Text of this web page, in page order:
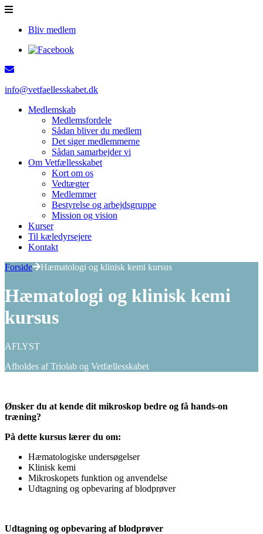
Bliv medlem
info@vetfaellesskabet.dk
Medlemskab
Medlemsfordele
Sådan bliver du medlem
Det siger medlemmerne
Sådan samarbejder vi
Om Vetfællesskabet
Kort om os
Vedtægter
Medlemmer
Bestyrelse og arbejdsgruppe
Mission og vision
Kurser
Til kæledyrsejere
Kontakt
Forside
Hæmatologi og klinisk kemi kursus
Hæmatologi og klinisk kemi
kursus
AFLYST
Afholdes af Triolab og Vetfællesskabet
Ønsker du at kende dit mikroskop bedre og få hands-on
træning?
På dette kursus lærer du om:
Hæmatologiske undersøgelser
Klinisk kemi
Mikroskopets funktion og anvendelse
Udtagning og opbevaring af blodprøver
Udtagning og opbevaring af blodprøver